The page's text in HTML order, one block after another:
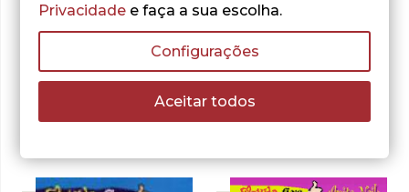
Anita Naik
9,09€ O
era:
9,09 €.
6,36€O
é:
6,36 €.
Anita Naik
Flirtologia
preço
8,08 €.
preço
5,66 €.
LER MAIS
Privacidade e faça a sua escolha.
Configurações
Aceitar todos